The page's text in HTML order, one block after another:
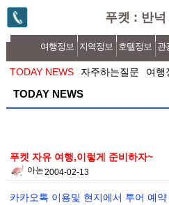
푸켓 : 반넉
여행정보 지역정보 호텔정보 관
TODAY NEWS 자주하는질문 여행
TODAY NEWS
푸켓 자유 여행,이렇게 준비하자~
아논2004-02-13
카카오톡 이용및 현지에서 투어 예약